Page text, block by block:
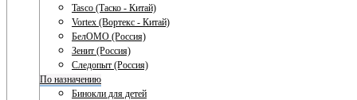
Tasco (Таско - Китай)
Vortex (Вортекс - Китай)
БелОМО (Россия)
Зенит (Россия)
Следопыт (Россия)
По назначению
Бинокли для детей